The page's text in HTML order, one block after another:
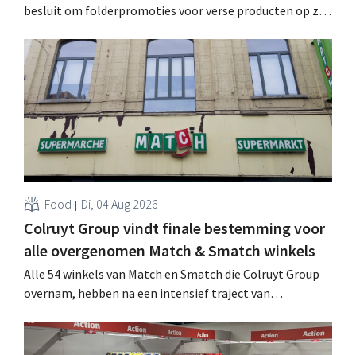
besluit om folderpromoties voor verse producten op zijn
werking treden: "Onze klanten willen goed
geïnformeerd worden." .
Food Di, 04 Aug 2026
Colruyt Group vindt finale bestemming voor
alle overgenomen Match & Smatch winkels
Alle 54 winkels van Match en Smatch die Colruyt Group
overnam, hebben na een intensief traject van
Al is die bestemming voor sommige panden een sluiting.